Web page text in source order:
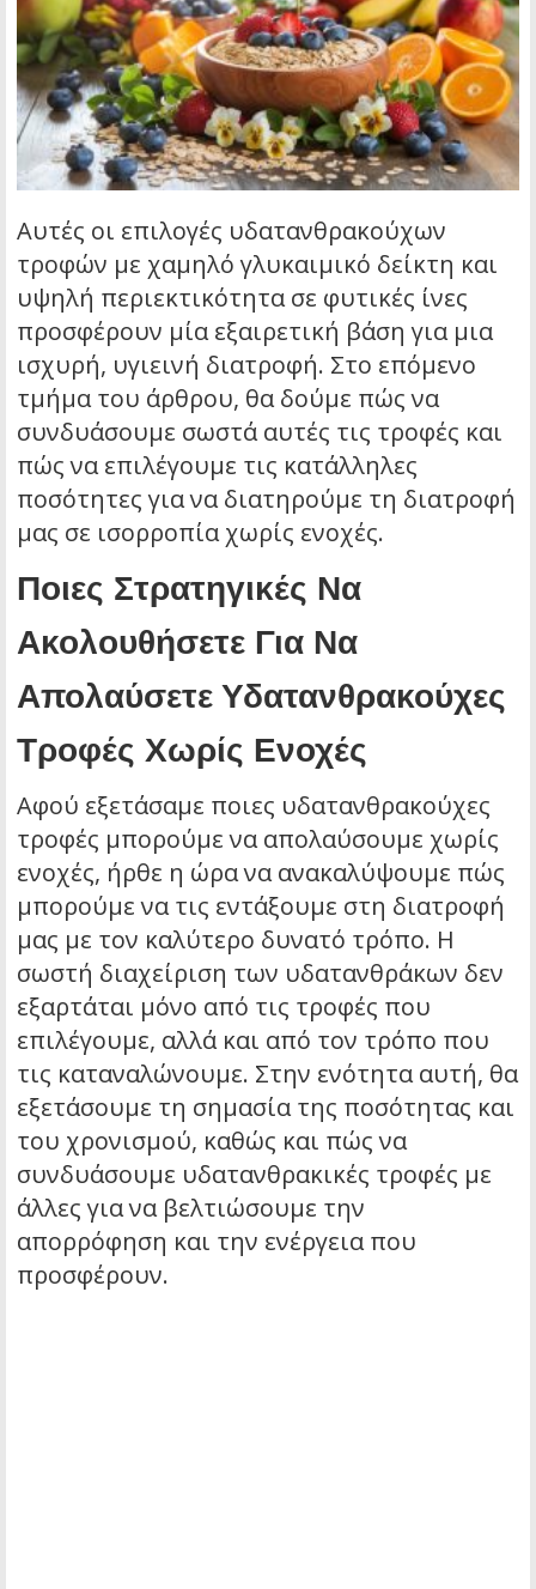
Αυτές οι επιλογές υδατανθρακούχων
τροφών με χαμηλό γλυκαιμικό δείκτη και
υψηλή περιεκτικότητα σε φυτικές ίνες
προσφέρουν μία εξαιρετική βάση για μια
ισχυρή, υγιεινή διατροφή. Στο επόμενο
τμήμα του άρθρου, θα δούμε πώς να
συνδυάσουμε σωστά αυτές τις τροφές και
πώς να επιλέγουμε τις κατάλληλες
ποσότητες για να διατηρούμε τη διατροφή
μας σε ισορροπία χωρίς ενοχές.
Ποιες Στρατηγικές Να
Ακολουθήσετε Για Να
Απολαύσετε Υδατανθρακούχες
Τροφές Χωρίς Ενοχές
Αφού εξετάσαμε ποιες υδατανθρακούχες
τροφές μπορούμε να απολαύσουμε χωρίς
ενοχές, ήρθε η ώρα να ανακαλύψουμε πώς
μπορούμε να τις εντάξουμε στη διατροφή
μας με τον καλύτερο δυνατό τρόπο. Η
σωστή διαχείριση των υδατανθράκων δεν
εξαρτάται μόνο από τις τροφές που
επιλέγουμε, αλλά και από τον τρόπο που
τις καταναλώνουμε. Στην ενότητα αυτή, θα
εξετάσουμε τη σημασία της ποσότητας και
του χρονισμού, καθώς και πώς να
συνδυάσουμε υδατανθρακικές τροφές με
άλλες για να βελτιώσουμε την
απορρόφηση και την ενέργεια που
προσφέρουν.